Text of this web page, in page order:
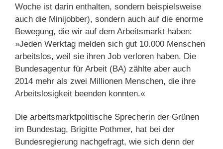
Woche ist darin enthalten, sondern beispielsweise
auch die Minijobber), sondern auch auf die enorme
Bewegung, die wir auf dem Arbeitsmarkt haben:
»Jeden Werktag melden sich gut 10.000 Menschen
arbeitslos, weil sie ihren Job verloren haben. Die
Bundesagentur für Arbeit (BA) zählte aber auch
2014 mehr als zwei Millionen Menschen, die ihre
Arbeitslosigkeit beenden konnten.«
Die arbeitsmarktpolitische Sprecherin der Grünen
im Bundestag, Brigitte Pothmer, hat bei der
Bundesregierung nachgefragt, wie sich denn der